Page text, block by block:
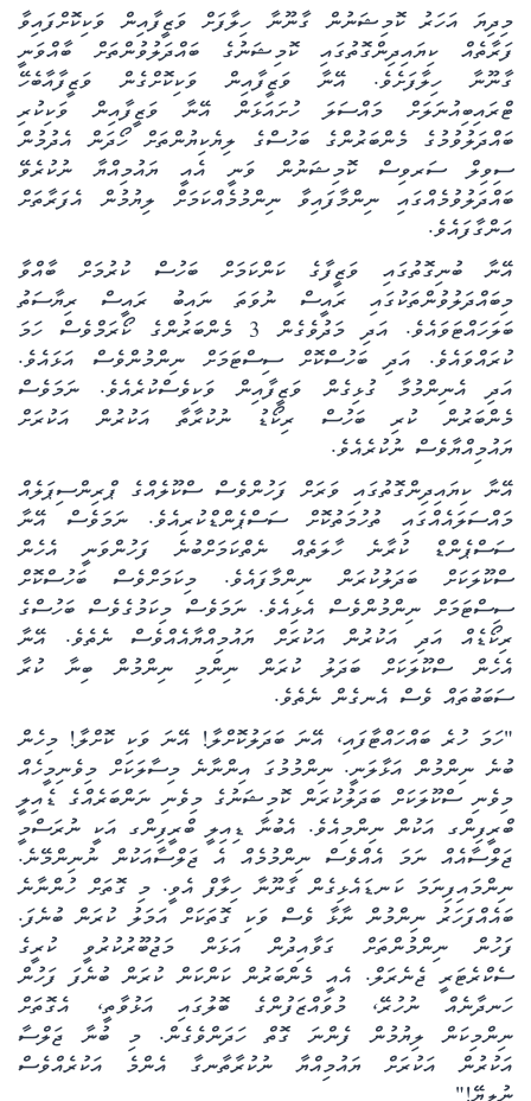
މިދިޔަ އަހަރު ކޮމިޝަނުން ގާނޫނާ ހިލާފަށް ވަޒީފާއިން ވަކިކޮށްފައިވާ
ފަރާތެއް ކިޔައިދިންގޮތުގައި ކޮމިޝަނުގެ ބައްދަލުވުންތަށް ބާއްވަނީ
ގާނޫނާ ހިލާފަށެވެ. އޭނާ ވަޒީފާއިން ވަކިކޮށްގެން ވަޒީފާއާބެހޭ
ޓްރައިބިއުނަލަށް މައްސަލަ ހުށައަޅަން އޭނާ ވަޒީފާއިން ވަކިކުރި
ބައްދަލުވުމުގެ މެންބަރުންގެ ބަހުސްގެ ލިޔެކިޔުންތަށް ހޯދަން އެދުމުން
ސިވިލް ސަރވިސް ކޮމިޝަނުން ވަނީ އެއީ ޔައުމިއްޔާ ނުކުރެވޭ
ބައްދަލުވުމެއްގައި ނިންމާފައިވާ ނިންމުމެއްކަމަށް ލިޔުމުން އެފަރާތަށް
އަންގާފައެވެ.
އޭނާ ބުނިގޮތުގައި ވަޒީފާގެ ކަންކަމަށް ބަހުސް ކުރުމަށް ބާއްވާ
މިބައްދަލުވުންތަކުގައި ރައީސް ނުވަތަ ނައިބު ރައީސް ރިޔާސަތު
ބަލަހައްޓަވައެވެ. އަދި މަދުވެގެން 3 މެންބަރުންގެ ކޯރަމްވެސް ހަމަ
ކުރައްވައެވެ. އަދި ބަހުސްކޮށް ސިސްޓަމަށް ނިންމުންވެސް އަޅައެވެ.
އަދި އެނިންމުމާ ގުޅިގެން ވަޒީފާއިން ވަކިވެސްކުރެއެވެ. ނަމަވެސް
މެންބަރުން ކުރި ބަހުސް ރިކޯޑު ނުކުރާތާ އަކުރުން އަކުރަށް
ޔައުމިއްޔާވެސް ނުކުރެއެވެ.
އޭނާ ކިޔައިދިންގޮތުގައި ވަރަށް ފަހުންވެސް ސްކޫލެއްގެ ޕްރިންސިޕަލެއް
މައްސަލައެއްގައި ތުހުމަތުކޮށް ސަސްޕެންޑްކުރިއެވެ. ނަމަވެސް އޭނާ
ސަސްޕެންޑް ކުރާނެ ހާލަތެއް ނެތްކަމަށްބުނެ ފަހުންވަނީ އެހެން
ސްކޫލަކަށް ބަދަލުކުރަން ނިންމާފައެވެ. މިކަމަށްވެސް ބަހުސްކޮށް
ސިސްޓަމަށް ނިންމުންވެސް އެޅިއެވެ. ނަމަވެސް މިކަމުގެވެސް ބަހުސްގެ
ރިކޯޑެއް އަދި އަކުރުން އަކުރަށް ޔައުމިއްޔާއެއްވެސް ނެތެވެ. އޭނާ
އެހެން ސްކޫލަކަށް ބަދަލު ކުރަން ނިންމި ނިންމުން ބިނާ ކުރާ
ސަބަބުތައް ވެސް އެނގެން ނެތެވެ.
"ހަމަ ހުރެ ބައްހައްޓާފައި، އޭނަ ބަދަލުކޮށްލާ! އޭނަ ވަކި ކޮށްލާ! މިހެން
ބުނެ ނިންމުން އަޅާލަނީ. ނިންމުމުގަ އިންނާނެ މިސާލަކަށް މިވެނިމީހެއް
މިވެނި ސްކޫލަކަށް ބަދަލުކުރަން ކޮމިޝަނުގެ މިވެނި ނަންބަރެއްގެ ޑެއިލީ
ބްރީފިންގ އަކުން ނިންމިއެވެ. އެބުނާ ޑިއިލީ ބްރީފިންގ އަކީ ނުރަސްމީ
ޖަލްސާއެއް ނަމަ އެއްވެސް ނިންމުމެއް އެ ޖަލްސާއަކުން ނުނިންމޭނެ.
ނިންމައިފިނަމަ ކަނޑައެޅިގެން ގާނޫނާ ހިލާފް އެވީ. މި ގޮތަށް ހުންނާނެ
ބައެއްފަހަރު ނިންމުން ނާޅާ ވެސް ވަކި ގޮތަކަށް އަމަލު ކުރަން ބުނެފަ.
ފަހުން ނިންމުންތަށް ގަވާއިދުން އަޅަން މަޖުބޫރުކުރުވީ ކުރީގެ
ސެކްރެޓަރީ ޖެނެރަލް. އެއީ މެންބަރުން ކަންކަން ކުރަން ބުނެފަ ފަހުން
ހަނދާނެއް ނުހުރޭ، މުވައްޒަފުންގެ ބޮލުގައި އަޅުވާތީ، އެގޮތަށް
ނިންމިކަން ލިޔުމުން ފެންނަ ގޮތް ހަދަންވެގެން. މި ބުނާ ޖަލްސާ
އަކުރުން އަކުރަށް ޔައުމިއްޔާ ނުކުރާތާނގާ އެންމެ އަކުރެއްވެސް